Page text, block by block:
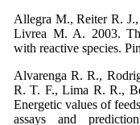
Allegra M., Reiter R.
Livrea M. A. 2003.
with reactive species.
Alvarenga R. R.,
R. T. F., Lima R. R.,
Energetic values of
assays and